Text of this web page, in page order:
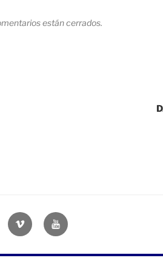
están cerrados.
Vimeo
UOC
Youtube
UOC